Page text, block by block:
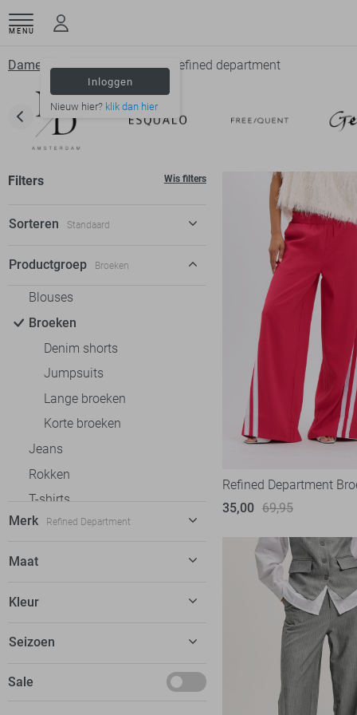
MENU
Inloggen
Nieuw hier? klik dan hier
Dameskleding Broeken Refined department
Filters Wis filters
Sorteren Standaard
Standaard
Productgroep Broeken
Blouses
Broeken
Denim shorts
Jumpsuits
Lange broeken
Korte broeken
Jeans
Rokken
T-shirts
Tops
Blazers
Merk Refined Department
C&S The Label 19
EsQualo
Freequent
Maat
XS
M
Kleur
Camel
Seizoen
Basics
Sale
Refined Department
35,00 69,95